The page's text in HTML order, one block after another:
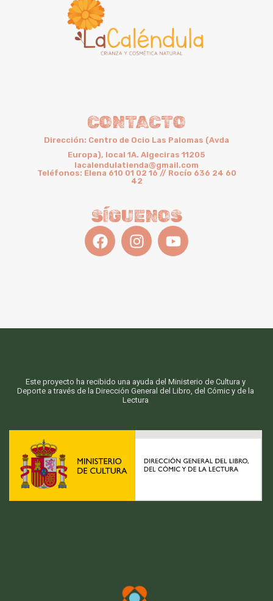
CONTACTO
Dirección: Centro de Ocio Las Palomas (Avda
Europa), local 1A. Algeciras 11205
lacalendulatienda@gmail.com
Teléfonos: Elena 610 01 02 16 // Rocío 636 24 60
42
SÍGUENOS
Este proyecto ha recibido una ayuda del Ministerio de Cultura y
Deporte a través de la Dirección General del Libro, del Cómic y de la
Lectura